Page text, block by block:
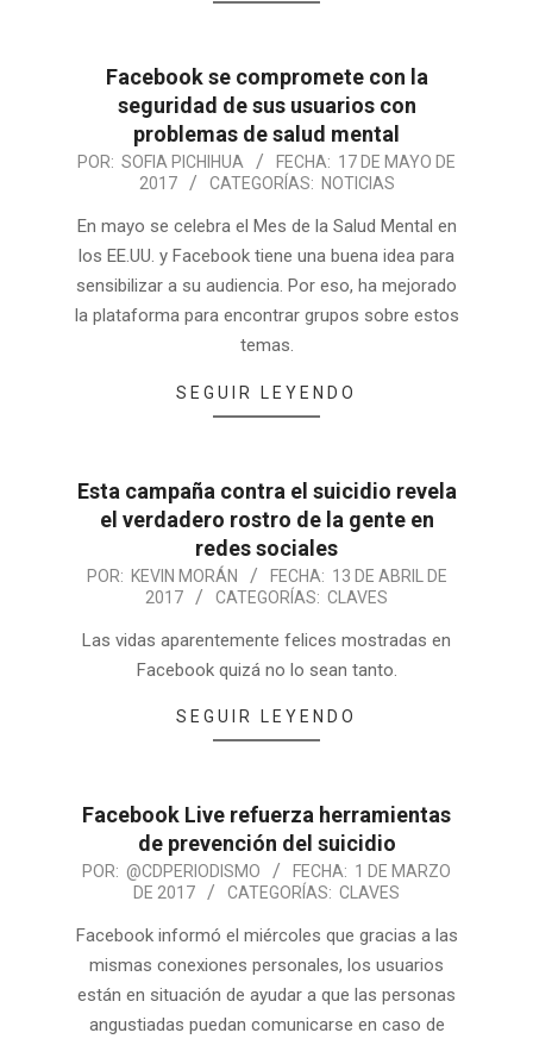
Facebook se compromete con la
seguridad de sus usuarios con
problemas de salud mental
POR: SOFIA PICHIHUA FECHA: 17 DE MAYO DE
2017
CATEGORÍAS: NOTICIAS
En mayo se celebra el Mes de la Salud Mental en
los EE.UU. y Facebook tiene una buena idea para
sensibilizar a su audiencia. Por eso, ha mejorado
la plataforma para encontrar grupos sobre estos
temas.
SEGUIR LEYENDO
Esta campaña contra el suicidio revela
el verdadero rostro de la gente en
redes sociales
POR: KEVIN MORÁN FECHA: 13 DE ABRIL DE
2017
CATEGORÍAS: CLAVES
Las vidas aparentemente felices mostradas en
Facebook quizá no lo sean tanto.
SEGUIR LEYENDO
Facebook Live refuerza herramientas
de prevención del suicidio
POR: @CDPERIODISMO FECHA: 1 DE MARZO
DE 2017
CATEGORÍAS: CLAVES
Facebook informó el miércoles que gracias a las
mismas conexiones personales, los usuarios
están en situación de ayudar a que las personas
angustiadas puedan comunicarse en caso de